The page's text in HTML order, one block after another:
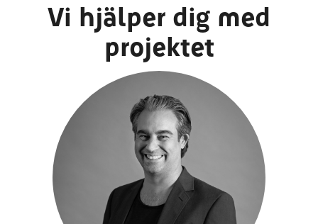
Vi hjälper dig med
projektet